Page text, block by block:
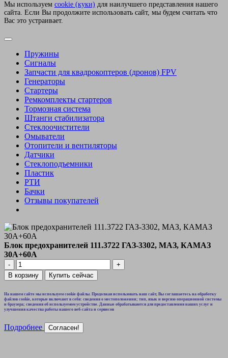
Мы используем сookie (куки) для наилучшего представления нашего
сайта. Если Вы продолжите использовать сайт, мы будем считать что
Вас это устраивает.
Пружины
Сигналы
Запчасти для квадрокоптеров (дронов) FPV
Генераторы
Стартеры
Ремкомплекты стартеров
Тормозная система
Штанги стабилизатора
Стеклоочистители
Омыватели
Отопители и вентиляторы
Датчики
Стеклоподъемники
Пластик
РТИ
Бачки
Отзывы покупателей
Блок предохранителей 111.3722 ГАЗ-3302, МАЗ, КАМАЗ
30А+60А
Количество
товара
Блок
предохранителей
111.3722
ГАЗ-3302,
КАМАЗ
В корзину Купить сейчас
На нашем сайте мы используем cookie файлы. Продолжая использовать наш сайт, Вы соглашаетесь на обработку
файлов cookie, которые включают в себя: сведения о местоположении; тип, язык и версию операционной системы
и браузера; сведения об используемом устройстве. Данные обрабатываются для предоставления наших услуг и
улучшения качества работы нашего веб-сайта и сервисов
Подробнее Согласен!